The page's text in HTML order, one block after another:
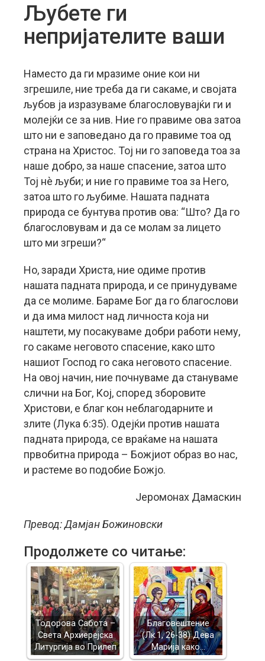
Љубете ги
непријателите ваши
Наместо да ги мразиме оние кои ни
згрешиле, ние треба да ги сакаме, и својата
љубов ја изразуваме благословувајќи ги и
молејќи се за нив. Ние го правиме ова затоа
што ни е заповедано да го правиме тоа од
страна на Христос. Тој ни го заповеда тоа за
наше добро, за наше спасение, затоа што
Тој нè љуби; и ние го правиме тоа за Него,
затоа што го љубиме. Нашата падната
природа се бунтува против ова: “Што? Да го
благословувам и да се молам за лицето
што ми згреши?“
Но, заради Христа, ние одиме против
нашата падната природа, и се принудуваме
да се молиме. Бараме Бог да го благослови
и да има милост над личноста која ни
наштети, му посакуваме добри работи нему,
го сакаме неговото спасение, како што
нашиот Господ го сака неговото спасение.
На овој начин, ние почнуваме да стануваме
слични на Бог, Кој, според зборовите
Христови, е благ кон неблагодарните и
злите (Лука 6:35). Одејќи против нашата
падната природа, се враќаме на нашата
првобитна природа – Божјиот образ во нас,
и растеме во подобие Божјо.
Јеромонах Дамаскин
Превод: Дамјан Божиновски
Продолжете со читање:
Тодорова Сабота –
Света Архиерејска
Литургија во Прилеп
Благовештение
(Лк.1, 26-38) Дева
Марија како…